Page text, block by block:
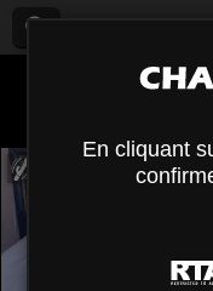
En cliquant